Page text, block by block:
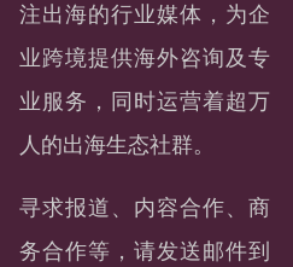
注出海的行业媒体，为企
业跨境提供海外咨询及专
业服务，同时运营着超万
人的出海生态社群。
寻求报道、内容合作、商
务合作等，请发送邮件到